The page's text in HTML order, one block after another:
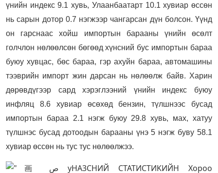
үнийн индекс 9.1 хувь, Улаанбаатарт 10.1 хувиар өссөн
нь сарын дотор 0.7 нэгжээр чангарсан дүн болсон. Үүнд
он гарснаас хойш импортын барааны үнийн өсөлт
голчлон нөлөөлсөн бөгөөд хүнсний бус импортын бараа
буюу хувцас, бөс бараа, гэр ахуйн бараа, автомашины
тээврийн импорт жин дарсан нь нөлөөлж байв. Харин
дөрөвдүгээр сард хэрэглээний үнийн индекс буюу
инфляц 8.6 хувиар өсөхөд бензин, түлшнээс бусад
импортын бараа 2.1 нэгж буюу 29.8 хувь, мах, хатуу
түлшнэс бусад дотоодын барааны үнэ 5 нэгж буву 58.1
хувиар өссөн нь тус тус нөлөөлжээ.